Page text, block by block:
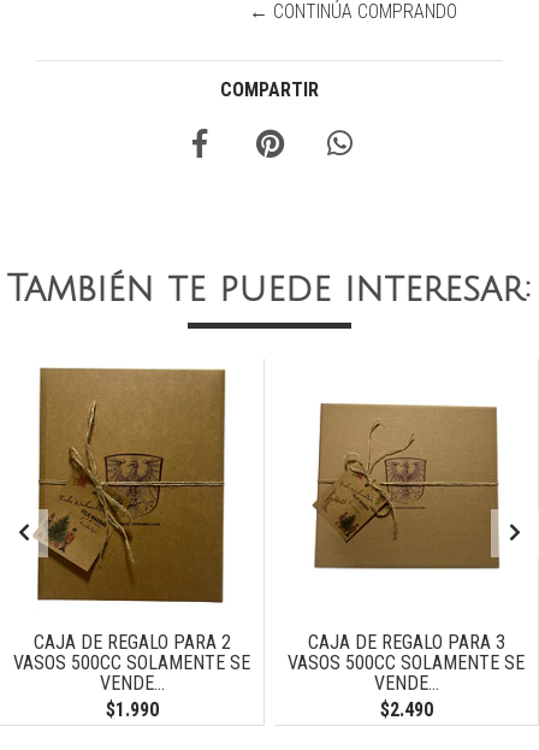
← CONTINÚA COMPRANDO
COMPARTIR
También te puede interesar:
CAJA DE REGALO PARA 2
VASOS 500CC SOLAMENTE SE
VENDE...
$1.990
CAJA DE REGALO PARA 3
VASOS 500CC SOLAMENTE SE
VENDE...
$2.490